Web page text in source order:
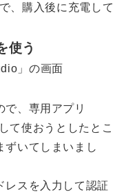
、購入後に充電して
使う
で、専用アプリ
て使おうとしたとこ
ずいてしまいまし
レスを入力して認証